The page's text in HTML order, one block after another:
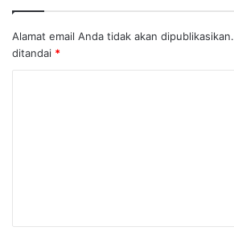
Alamat email Anda tidak akan dipublikasikan.
ditandai *